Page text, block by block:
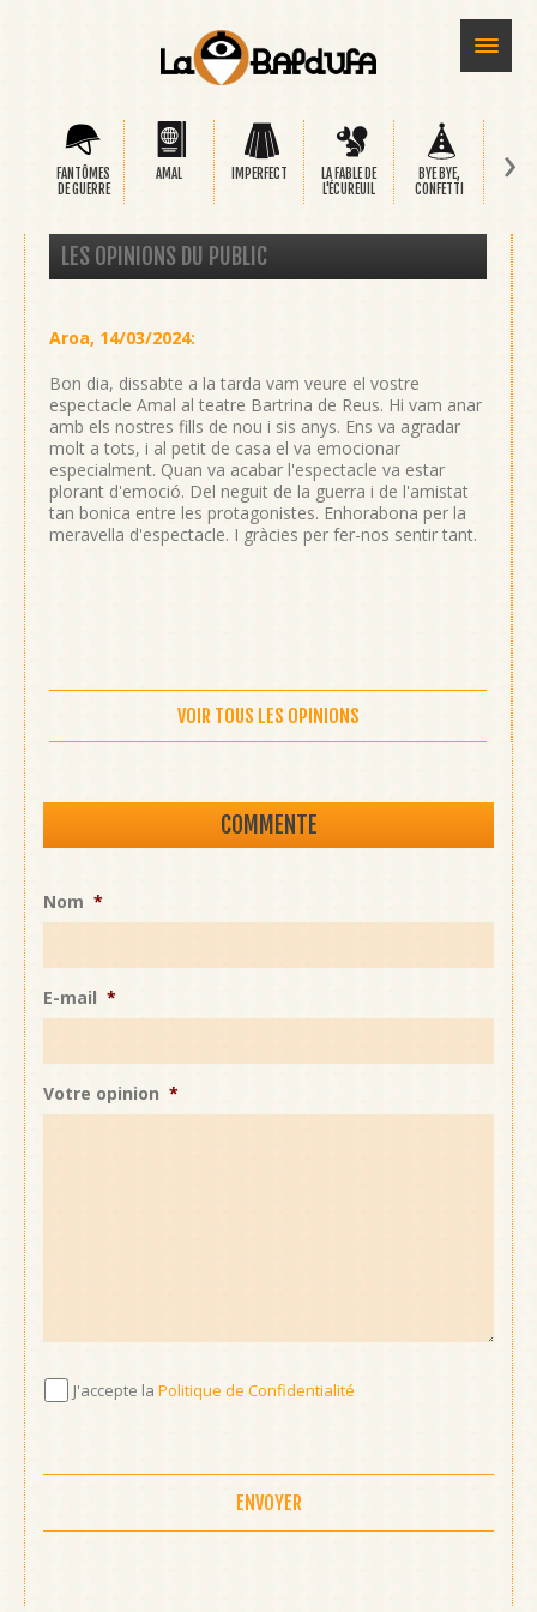
FANTÔMES
DE GUERRE
AMAL IMPERFECT
LA FABLE DE
L'ÉCUREUIL
BYE BYE,
CONFETTI
›
LES OPINIONS DU PUBLIC
Aroa, 14/03/2024:
Bon dia, dissabte a la tarda vam veure el vostre
espectacle Amal al teatre Bartrina de Reus. Hi vam anar
amb els nostres fills de nou i sis anys. Ens va agradar
molt a tots, i al petit de casa el va emocionar
especialment. Quan va acabar l'espectacle va estar
plorant d'emoció. Del neguit de la guerra i de l'amistat
tan bonica entre les protagonistes. Enhorabona per la
meravella d'espectacle. I gràcies per fer-nos sentir tant.
VOIR TOUS LES OPINIONS
COMMENTE
Nom *
E-mail *
Votre opinion *
J'accepte
la
J'accepte la Politique de Confidentialité